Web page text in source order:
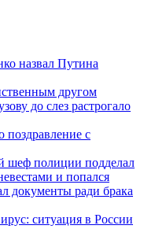
другом
поздравление с
документы ради брака